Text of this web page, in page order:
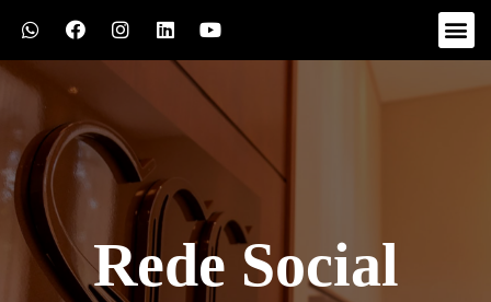
Rede Social